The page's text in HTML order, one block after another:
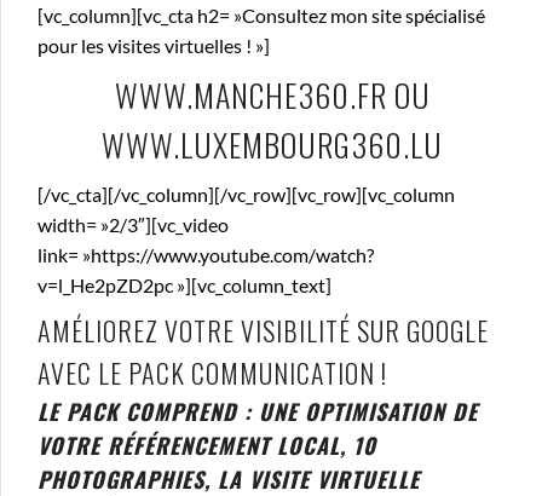
[vc_column][vc_cta h2= »Consultez mon site spécialisé
pour les visites virtuelles ! »]
WWW.MANCHE360.FR OU
WWW.LUXEMBOURG360.LU
[/vc_cta][/vc_column][/vc_row][vc_row][vc_column
width= »2/3″][vc_video
link= »https://www.youtube.com/watch?
v=l_He2pZD2pc »][vc_column_text]
AMÉLIOREZ VOTRE VISIBILITÉ SUR GOOGLE
AVEC LE PACK COMMUNICATION !
LE PACK COMPREND : UNE OPTIMISATION DE
VOTRE RÉFÉRENCEMENT LOCAL, 10
PHOTOGRAPHIES, LA VISITE VIRTUELLE